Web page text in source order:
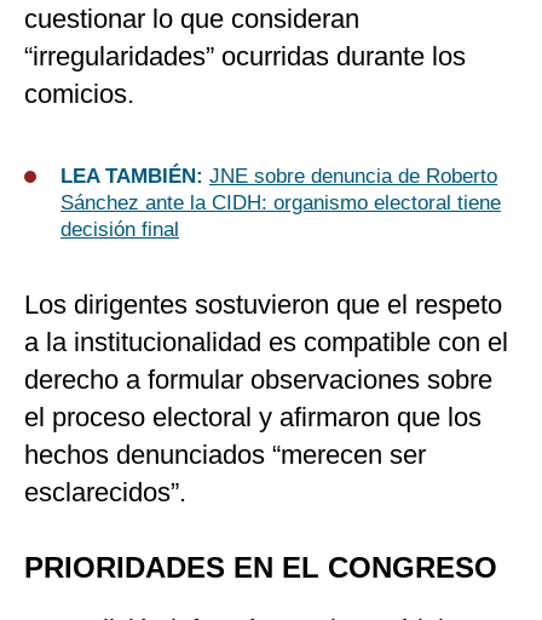
cuestionar lo que consideran
“irregularidades” ocurridas durante los
comicios.
LEA TAMBIÉN: JNE sobre denuncia de Roberto
Sánchez ante la CIDH: organismo electoral tiene
decisión final
Los dirigentes sostuvieron que el respeto
a la institucionalidad es compatible con el
derecho a formular observaciones sobre
el proceso electoral y afirmaron que los
hechos denunciados “merecen ser
esclarecidos”.
PRIORIDADES EN EL CONGRESO